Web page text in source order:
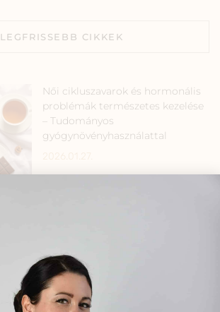
LEGFRISSEBB CIKKEK
Női cikluszavarok és hormonális
problémák természetes kezelése
– Tudományos
gyógynövényhasználattal
harmonizálása gyógynövényekkel
2026.01.22.